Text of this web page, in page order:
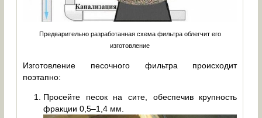
Предварительно разработанная схема фильтра облегчит его
изготовление
Изготовление песочного фильтра происходит
поэтапно:
Просейте песок на сите, обеспечив крупность
фракции 0,5–1,4 мм.